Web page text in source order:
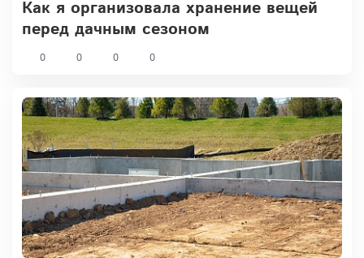
Как я организовала хранение вещей
перед дачным сезоном
0 0 0
0